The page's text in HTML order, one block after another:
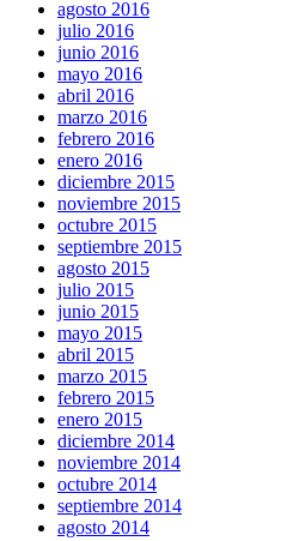
agosto 2016
julio 2016
junio 2016
mayo 2016
abril 2016
marzo 2016
febrero 2016
enero 2016
diciembre 2015
noviembre 2015
octubre 2015
septiembre 2015
agosto 2015
julio 2015
junio 2015
mayo 2015
abril 2015
marzo 2015
febrero 2015
enero 2015
diciembre 2014
noviembre 2014
octubre 2014
septiembre 2014
agosto 2014